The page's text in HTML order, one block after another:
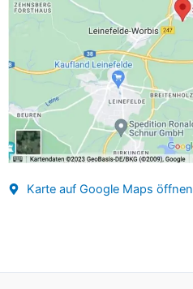
Karte auf Google Maps öffnen